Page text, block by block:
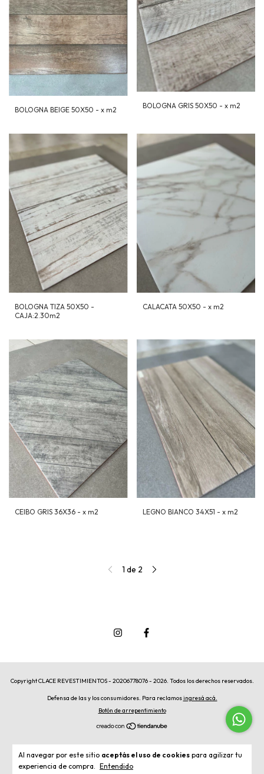
Al navegar por este sitio aceptás el uso de cookies para agilizar tu
experiencia de compra. Entendido
BOLOGNA BEIGE 50X50 - x m2 BOLOGNA GRIS 50X50 - x m2
BOLOGNA TIZA 50X50 -
CAJA:2.30m2
CALACATA 50X50 - x m2
CEIBO GRIS 36X36 - x m2 LEGNO BIANCO 34X51 - x m2
1 de 2
Copyright CLACE REVESTIMIENTOS - 20206778076 - 2026. Todos los derechos reservados.
Defensa de las y los consumidores. Para reclamosingresá acá.
Botón de arrepentimiento